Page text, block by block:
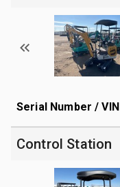
Serial Number / VIN
Control Station